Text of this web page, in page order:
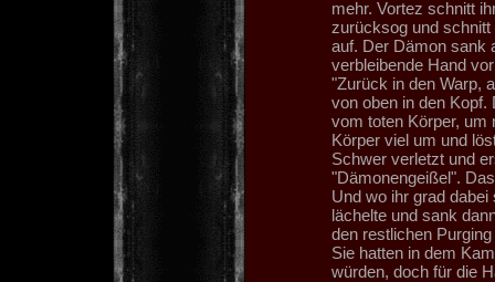
mehr. Vortez schnitt
zurücksog und
auf. Der Dämon sank
verbleibende Hand
"Zurück in den Warp,
von oben in den
vom toten Körper, um
Körper viel um und
Schwer verletzt und
"Dämonengeißel".
Und wo ihr grad
lächelte und sank
den restlichen
Sie hatten in dem
würden, doch für die